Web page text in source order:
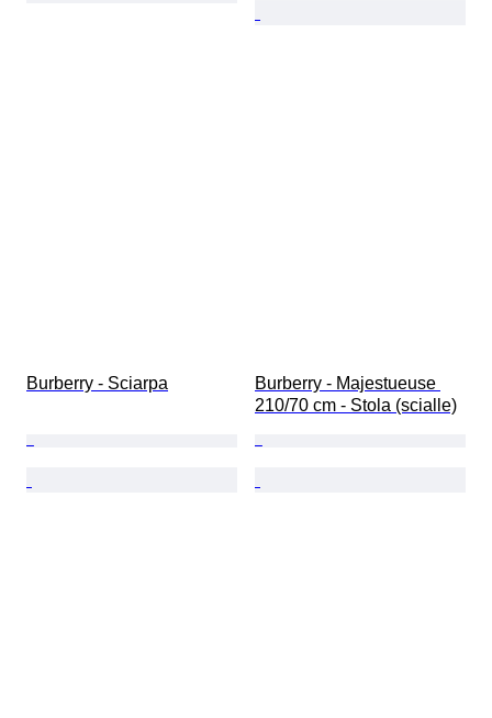
Burberry - Sciarpa
Burberry - Majestueuse
210/70 cm - Stola (scialle)